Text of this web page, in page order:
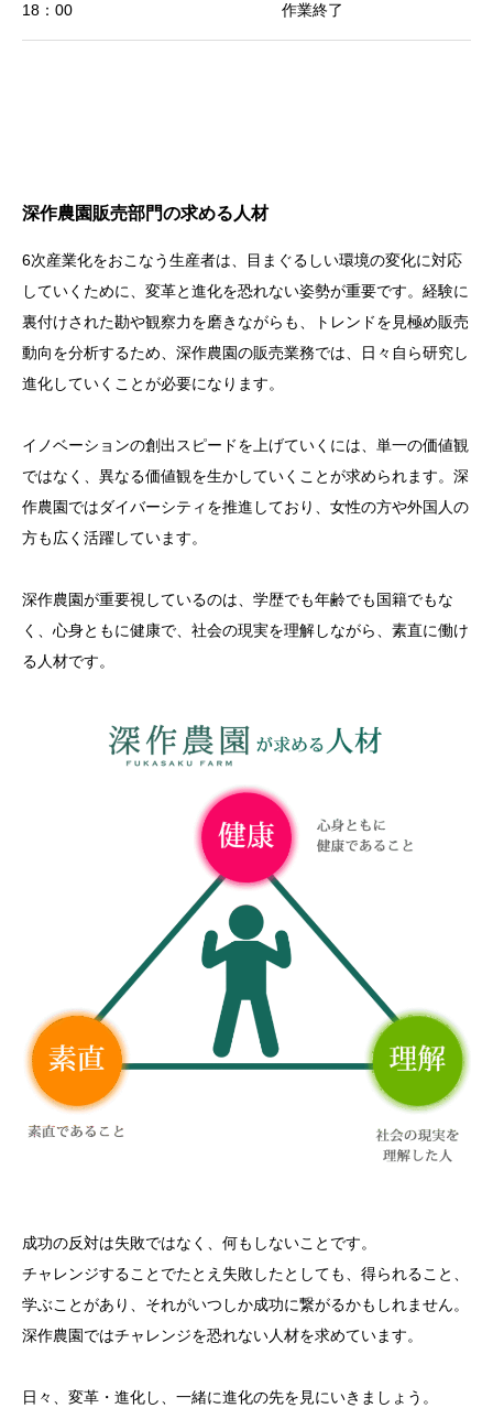
18：00 作業終了
深作農園販売部門の求める人材
6次産業化をおこなう生産者は、目まぐるしい環境の変化に対応
していくために、変革と進化を恐れない姿勢が重要です。経験に
裏付けされた勘や観察力を磨きながらも、トレンドを見極め販売
動向を分析するため、深作農園の販売業務では、日々自ら研究し
進化していくことが必要になります。
イノベーションの創出スピードを上げていくには、単一の価値観
ではなく、異なる価値観を生かしていくことが求められます。深
作農園ではダイバーシティを推進しており、女性の方や外国人の
方も広く活躍しています。
深作農園が重要視しているのは、学歴でも年齢でも国籍でもな
く、心身ともに健康で、社会の現実を理解しながら、素直に働け
る人材です。
成功の反対は失敗ではなく、何もしないことです。
チャレンジすることでたとえ失敗したとしても、得られること、
学ぶことがあり、それがいつしか成功に繋がるかもしれません。
深作農園ではチャレンジを恐れない人材を求めています。
日々、変革・進化し、一緒に進化の先を見にいきましょう。